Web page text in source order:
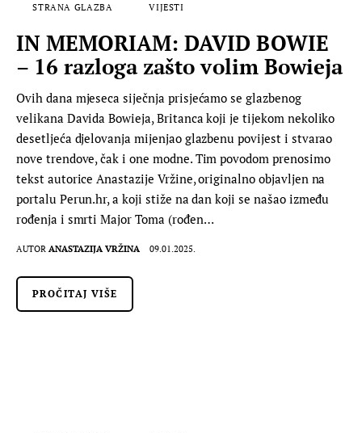
STRANA GLAZBA VIJESTI
IN MEMORIAM: DAVID BOWIE
– 16 razloga zašto volim Bowieja
Ovih dana mjeseca siječnja prisjećamo se glazbenog
velikana Davida Bowieja, Britanca koji je tijekom nekoliko
desetljeća djelovanja mijenjao glazbenu povijest i stvarao
nove trendove, čak i one modne. Tim povodom prenosimo
tekst autorice Anastazije Vržine, originalno objavljen na
portalu Perun.hr, a koji stiže na dan koji se našao između
rođenja i smrti Major Toma (rođen…
AUTOR ANASTAZIJA VRŽINA 09.01.2025.
PROČITAJ VIŠE